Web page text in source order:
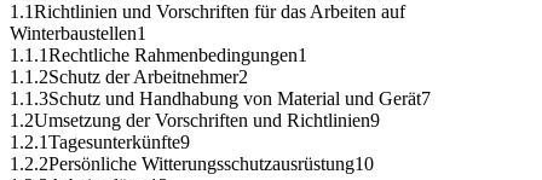
Inhaltsverzeichnis:Inhaltsverzeichnis:
1.Arbeits- und Gesundheitsschutz auf Baustellen1
1.1Richtlinien und Vorschriften für das Arbeiten auf
Winterbaustellen1
1.1.1Rechtliche Rahmenbedingungen1
1.1.2Schutz der Arbeitnehmer2
1.1.3Schutz und Handhabung von Material und Gerät7
1.2Umsetzung der Vorschriften und Richtlinien9